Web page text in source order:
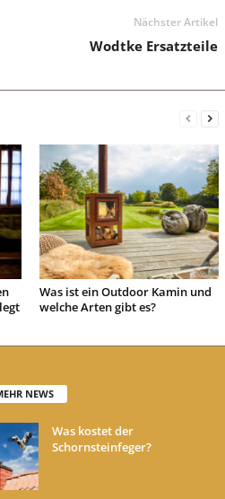
Nächster Artikel
Wodtke Ersatzteile
Was ist ein Outdoor Kamin und
welche Arten gibt es?
NEWS
Was kostet der
Schornsteinfeger?